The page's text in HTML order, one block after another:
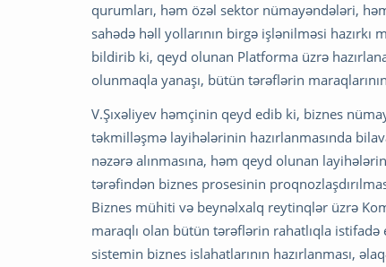
qurumları, həm özəl sektor nümayəndələri,
sahədə həll yollarının birgə işlənilməsi
bildirib ki, qeyd olunan Platforma üzrə
olunmaqla yanaşı, bütün tərəflərin
V.Şıxəliyev həmçinin qeyd edib ki, biznes
təkmilləşmə layihələrinin hazırlanmasında
nəzərə alınmasına, həm qeyd olunan
tərəfindən biznes prosesinin
Biznes mühiti və beynəlxalq reytinqlər üzrə
maraqlı olan bütün tərəflərin rahatlıqla
sistemin biznes islahatlarının hazırlanması,